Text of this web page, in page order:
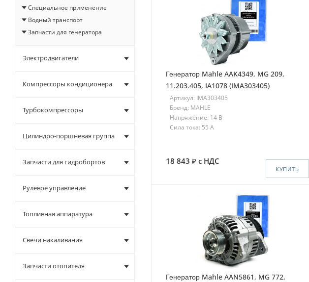
Генератор Mahle AAK4349, MG 209,
11.203.405, IA1078 (IMA303405)
Артикул: IMA303405
Бренд: MAHLE
Напряжение: 14 В
Сила тока: 55 A
18 843 с НДС
КУПИТЬ
Генератор Mahle AAN5861, MG 772,
Специальное применение
Водный транспорт
Запчасти для генератора
Электродвигатели
Компрессоры кондиционера
Турбокомпрессоры
Цилиндро-поршневая группа
Запчасти для гидробортов
Рулевое управление
Топливная аппаратура
Свечи накаливания
Запчасти отопителя